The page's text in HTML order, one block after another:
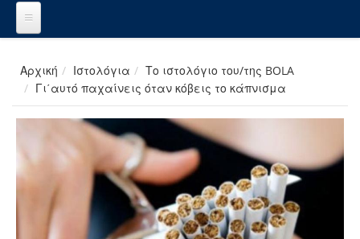
Αρχική Ιστολόγια
Το ιστολόγιο του/της BOLA
Γι΄αυτό παχαίνεις όταν κόβεις το κάπνισμα